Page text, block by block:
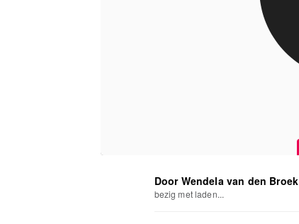
Door Wendela van den Broek
bezig met laden...